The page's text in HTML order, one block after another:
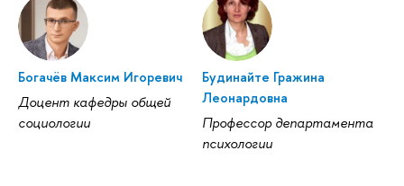
Богачёв Максим Игоревич
Доцент кафедры общей
социологии
Будинайте Гражина
Леонардовна
Профессор департамента
психологии